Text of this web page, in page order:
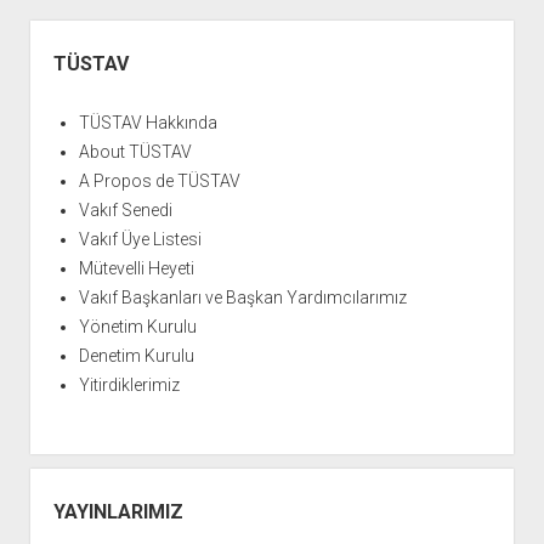
Menü
TÜSTAV
TÜSTAV Hakkında
About TÜSTAV
A Propos de TÜSTAV
Vakıf Senedi
Vakıf Üye Listesi
Mütevelli Heyeti
Vakıf Başkanları ve Başkan Yardımcılarımız
Yönetim Kurulu
Denetim Kurulu
Yitirdiklerimiz
YAYINLARIMIZ